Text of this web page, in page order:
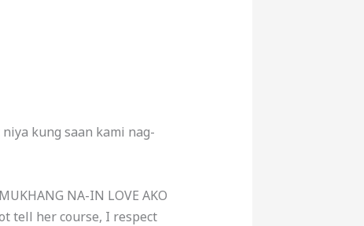
kung saan kami nag-
NA-IN LOVE AKO
tell her course, I respect